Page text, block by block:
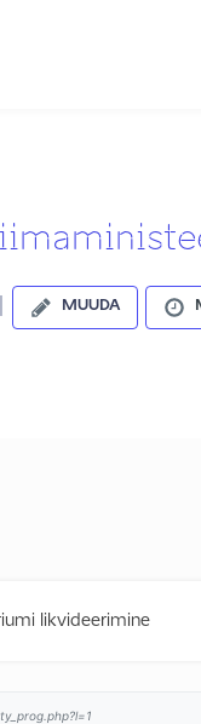
MUUDA
likvideerimine